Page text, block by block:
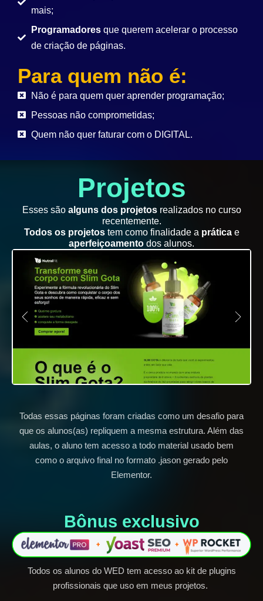
mais;
Programadores que querem acelerar o processo
de criação de páginas.
Para quem não é:
Não é para quem quer aprender programação;
Pessoas não comprometidas;
Quem não quer faturar com o DIGITAL.
Projetos
Esses sãoalguns dos projetosrealizados no curso
recentemente.
Todos os projetos tem como finalidade a prática e
aperfeiçoamento dos alunos.
Todas essas páginas foram criadas como um desafio para
que os alunos(as) repliquem a mesma estrutura. Além das
aulas, o aluno tem acesso a todo material usado bem
como o arquivo final no formato .jason gerado pelo
Elementor.
Bônus exclusivo​
Todos os alunos do WED tem acesso ao kit de plugins
profissionais que uso em meus projetos.